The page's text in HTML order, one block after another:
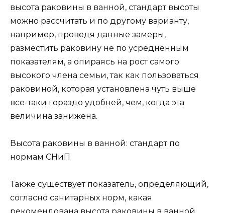
высота раковины в ванной, стандарт высоты
можно рассчитать и по другому варианту,
например, проведя данные замеры,
разместить раковину не по усредненным
показателям, а опираясь на рост самого
высокого члена семьи, так как пользоваться
раковиной, которая установлена чуть выше
все-таки гораздо удобней, чем, когда эта
величина занижена.
Высота раковины в ванной: стандарт по
нормам СНиП
Также существует показатель, определяющий,
согласно санитарных норм, какая